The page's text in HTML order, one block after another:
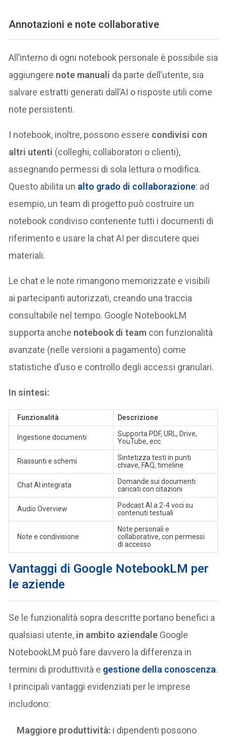
Annotazioni e note collaborative
All’interno di ogni notebook personale è possibile sia
aggiungere note manuali da parte dell’utente, sia
salvare estratti generati dall’AI o risposte utili come
note persistenti​.
I notebook, inoltre, possono essere condivisi con
altri utenti (colleghi, collaboratori o clienti),
assegnando permessi di sola lettura o modifica​.
Questo abilita un alto grado di collaborazione: ad
esempio, un team di progetto può costruire un
notebook condiviso contenente tutti i documenti di
riferimento e usare la chat AI per discutere quei
materiali.
Le chat e le note rimangono memorizzate e visibili
ai partecipanti autorizzati, creando una traccia
consultabile nel tempo. Google NotebookLM
supporta anche notebook di team con funzionalità
avanzate (nelle versioni a pagamento) come
statistiche d’uso e controllo degli accessi granulari​.
In sintesi:
Funzionalità Descrizione
Ingestione documenti
Supporta PDF, URL, Drive,
YouTube, ecc.
Riassunti e schemi
Sintetizza testi in punti
chiave, FAQ, timeline
Chat AI integrata
Domande sui documenti
caricati con citazioni
Audio Overview
Podcast AI a 2-4 voci su
contenuti testuali
Note e condivisione
Note personali e
collaborative, con permessi
di accesso
Vantaggi di Google NotebookLM per
le aziende
Se le funzionalità sopra descritte portano benefici a
qualsiasi utente, in ambito aziendale Google
NotebookLM può fare davvero la differenza in
termini di produttività e gestione della conoscenza.
I principali vantaggi evidenziati per le imprese
includono​:
Maggiore produttività: i dipendenti possono